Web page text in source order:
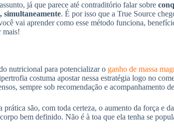
já que parece até contraditório falar sobre
simultaneamente. É por isso que a True Source
vai aprender como esse método funciona,
mais!
nutricional para potencializar o ganho de massa
costuma apostar nessa estratégia logo no
sempre sob recomendação e acompanhamento
prática são, com toda certeza, o aumento da força e
bem definido. Não é à toa que ela tenha se